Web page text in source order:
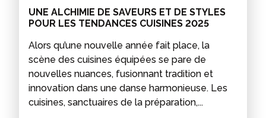
UNE ALCHIMIE DE SAVEURS ET DE STYLES
POUR LES TENDANCES CUISINES 2025
Alors qu’une nouvelle année fait place, la
scène des cuisines équipées se pare de
nouvelles nuances, fusionnant tradition et
innovation dans une danse harmonieuse. Les
cuisines, sanctuaires de la préparation,...